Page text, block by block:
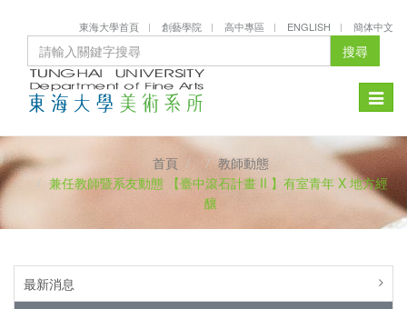
東海大學首頁 創藝學院 高中專區 ENGLISH 簡体中文
搜尋
Toggle
首頁
教師動態
兼任教師暨系友動態 【臺中滾石計畫 II 】有室青年 X 地方經
釀
最新消息